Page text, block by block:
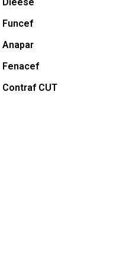
Funcef
Anapar
Fenacef
Contraf CUT